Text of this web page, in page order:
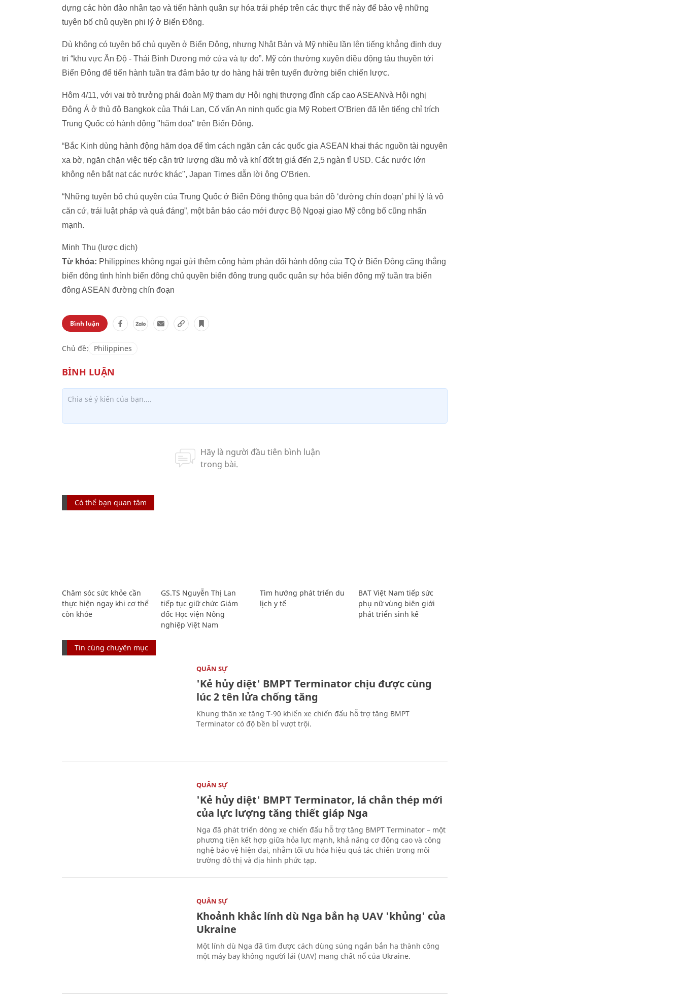
dựng các hòn đảo nhân tạo và tiến hành quân sự hóa trái phép trên các thực thể này để bảo vệ những
tuyên bố chủ quyền phi lý ở Biển Đông.
Dù không có tuyên bố chủ quyền ở Biển Đông, nhưng Nhật Bản và Mỹ nhiều lần lên tiếng khẳng định duy
trì “khu vực Ấn Độ - Thái Bình Dương mở cửa và tự do”. Mỹ còn thường xuyên điều động tàu thuyền tới
Biển Đông để tiến hành tuần tra đảm bảo tự do hàng hải trên tuyến đường biển chiến lược.
Hôm 4/11, với vai trò trưởng phái đoàn Mỹ tham dự Hội nghị thượng đỉnh cấp cao ASEANvà Hội nghị
Đông Á ở thủ đô Bangkok của Thái Lan, Cố vấn An ninh quốc gia Mỹ Robert O’Brien đã lên tiếng chỉ trích
Trung Quốc có hành động "hăm dọa" trên Biển Đông.
“Bắc Kinh dùng hành động hăm dọa để tìm cách ngăn cản các quốc gia ASEAN khai thác nguồn tài nguyên
xa bờ, ngăn chặn việc tiếp cận trữ lượng dầu mỏ và khí đốt trị giá đến 2,5 ngàn tỉ USD. Các nước lớn
không nên bắt nạt các nước khác", Japan Times dẫn lời ông O’Brien.
“Những tuyên bố chủ quyền của Trung Quốc ở Biển Đông thông qua bản đồ ‘đường chín đoạn’ phi lý là vô
căn cứ, trái luật pháp và quá đáng”, một bản báo cáo mới được Bộ Ngoại giao Mỹ công bố cũng nhấn
mạnh.
Minh Thu (lược dịch)
Từ khóa: Philippines không ngại gửi thêm công hàm phản đối hành động của TQ ở Biển Đông căng thẳng
biển đông tình hình biển đông chủ quyền biển đông trung quốc quân sự hóa biển đông mỹ tuần tra biển
đông ASEAN đường chín đoạn
Bình luận
Chủ đề: Philippines
Có thể bạn quan tâm
Chăm sóc sức khỏe cần
thực hiện ngay khi cơ thể
còn khỏe
GS.TS Nguyễn Thị Lan
tiếp tục giữ chức Giám
đốc Học viện Nông
nghiệp Việt Nam
Tìm hướng phát triển du
lịch y tế
BAT Việt Nam tiếp sức
phụ nữ vùng biên giới
phát triển sinh kế
Tin cùng chuyên mục
QUÂN SỰ
'Kẻ hủy diệt' BMPT Terminator chịu được cùng
lúc 2 tên lửa chống tăng
Khung thân xe tăng T-90 khiến xe chiến đấu hỗ trợ tăng BMPT
Terminator có độ bền bỉ vượt trội.
QUÂN SỰ
'Kẻ hủy diệt' BMPT Terminator, lá chắn thép mới
của lực lượng tăng thiết giáp Nga
Nga đã phát triển dòng xe chiến đấu hỗ trợ tăng BMPT Terminator – một
phương tiện kết hợp giữa hỏa lực mạnh, khả năng cơ động cao và công
nghệ bảo vệ hiện đại, nhằm tối ưu hóa hiệu quả tác chiến trong môi
trường đô thị và địa hình phức tạp.
QUÂN SỰ
Khoảnh khắc lính dù Nga bắn hạ UAV 'khủng' của
Ukraine
Một lính dù Nga đã tìm được cách dùng súng ngắn bắn hạ thành công
một máy bay không người lái (UAV) mang chất nổ của Ukraine.